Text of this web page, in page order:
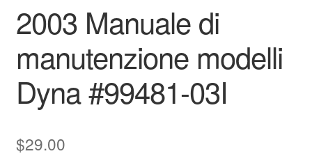
2003 Manuale di
manutenzione modelli
Dyna #99481-03I
$29.00